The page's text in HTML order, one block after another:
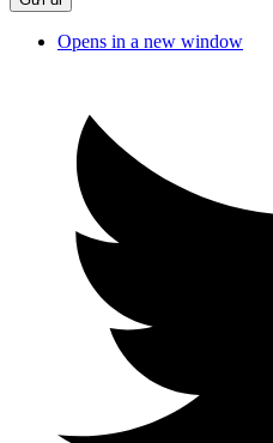
Opens in a new window